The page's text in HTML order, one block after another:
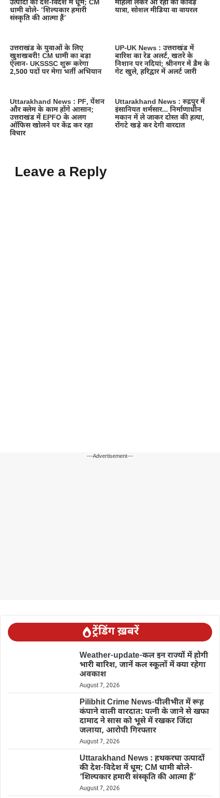
उत्पादों की देश-विदेश में धूम; CM
धामी बोले- ‘शिल्पकार हमारी
संस्कृति की आत्मा हैं’
महिला लेकर आ रही की कांवड़
यात्रा, सोशल मीडिया वा वायरल
उत्तराखंड के युवाओं के लिए
खुशखबरी! CM धामी का बड़ा
ऐलान- UKSSSC शुरू करेगा
2,500 पदों पर मेगा भर्ती अभियान
UP-UK News : उत्तराखंड में
बारिश का रेड अलर्ट, खतरे के
निशान पर नदियां; श्रीनगर में डैम के
गेट खुले, हरिद्वार में अलर्ट जारी
Uttarakhand News : PF, पेंशन
और क्लेम के काम होंगे आसान;
उत्तराखंड में EPFO के अलग
ऑफिस खोलने पर केंद्र कर रहा
विचार
Uttarakhand News : रुद्रपुर में
इंसानियत शर्मसार… निर्माणाधीन
मकान में ले जाकर दोस्त की हत्या,
रोंगटे खड़े कर देगी वारदात
Leave a Reply
---Advertisement---
ट्रेंडिंग ख़बरें
Weather-update-कल इन राज्यों में होगी
भारी बारिश, जानें कल स्कूलों में क्या रहेगा
अवकाश
August 7, 2026
Pilibhit Crime News-पीलीभीत में रूह
कंपाने वाली वारदात: पत्नी के जाने से खफा
दामाद ने सास को भूसे में रखकर जिंदा
जलाया, आरोपी गिरफ्तार
August 7, 2026
Uttarakhand News : हथकरघा उत्पादों
की देश-विदेश में धूम; CM धामी बोले-
‘शिल्पकार हमारी संस्कृति की आत्मा हैं’
August 7, 2026